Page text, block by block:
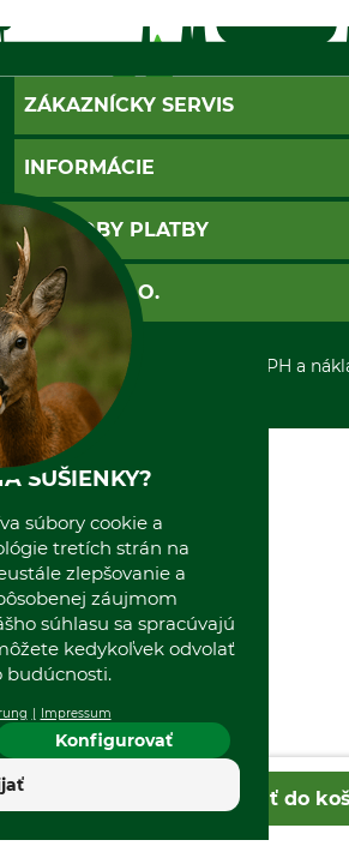
Pridať do
ZÁKAZNÍCKY SERVIS
Kontakt
Newsletter
Nastavenia súborov cookie
INFORMÁCIE
Povinné údaje
Obchodné podmienky
Ochrana osobnych udajov
Otváracie hodiny
Zrušenie objednávky
SPÔSOBY PLATBY
Dobierka
Platba vopred
Sepa-inkaso
Osobný odber
GRUBE S.R.O.
O nás
Predajňa
Kolektív GRUBE
Naše pobočky v Európe
*Všetky ceny sú vrátane DPH a
SUŠIENKY?
súbory cookie a
tretích strán na
zlepšovanie a
záujmom
súhlasu sa spracúvajú
kedykoľvek odvolať
budúcnosti.
Impressum
Konfigurovať